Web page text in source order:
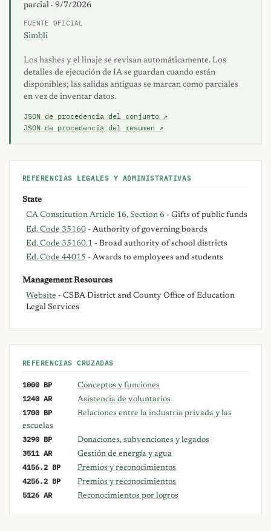
parcial · 9/7/2026
FUENTE OFICIAL
Simbli
Los hashes y el linaje se revisan automáticamente. Los
detalles de ejecución de IA se guardan cuando están
disponibles; las salidas antiguas se marcan como parciales
en vez de inventar datos.
JSON de procedencia del conjunto ↗
JSON de procedencia del resumen ↗
REFERENCIAS LEGALES Y ADMINISTRATIVAS
State
CA Constitution Article 16, Section 6 - Gifts of public funds
Ed. Code 35160 - Authority of governing boards
Ed. Code 35160.1 - Broad authority of school districts
Ed. Code 44015 - Awards to employees and students
Management Resources
Website - CSBA District and County Office of Education
Legal Services
REFERENCIAS CRUZADAS
1000 BP Conceptos y funciones
1240 AR Asistencia de voluntarios
1700 BP
Relaciones entre la industria privada y las
escuelas
3290 BP Donaciones, subvenciones y legados
3511 AR Gestión de energía y agua
4156.2 BP Premios y reconocimientos
4256.2 BP Premios y reconocimientos
5126 AR Reconocimientos por logros